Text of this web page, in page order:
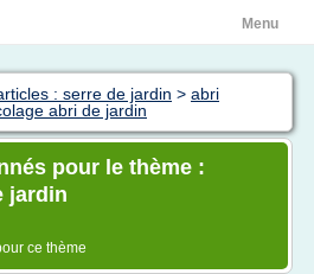
Menu
: serre de jardin > abri
abri de jardin
pour le thème :
jardin
ce thème